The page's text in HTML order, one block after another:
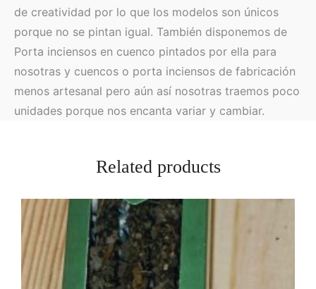
de creatividad por lo que los modelos son únicos
porque no se pintan igual. También disponemos de
Porta inciensos en cuenco pintados por ella para
nosotras y cuencos o porta inciensos de fabricación
menos artesanal pero aún así nosotras traemos poco
unidades porque nos encanta variar y cambiar.
Related products